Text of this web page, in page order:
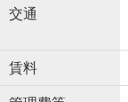
交通
賃料